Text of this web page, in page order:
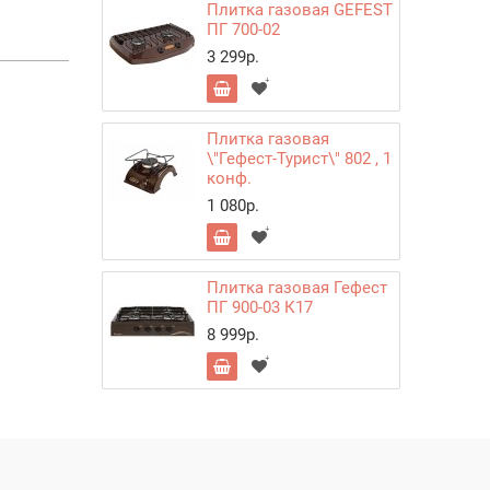
Плитка газовая GEFEST
ПГ 700-02
3 299р.
Плитка газовая
\"Гефест-Турист\" 802 , 1
конф.
1 080р.
Плитка газовая Гефест
ПГ 900-03 К17
8 999р.